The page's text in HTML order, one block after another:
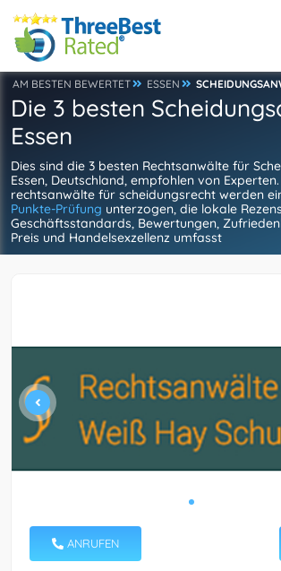
AM BESTEN BEWERTET ESSEN
Die 3 besten
Essen
Dies sind die 3 besten Rechtsanwälte für
Essen, Deutschland, empfohlen von
rechtsanwälte für scheidungsrecht werden
Punkte-Prüfung unterzogen, die lokale
Geschäftsstandards, Bewertungen,
Preis und Handelsexzellenz umfasst
ANRUFEN